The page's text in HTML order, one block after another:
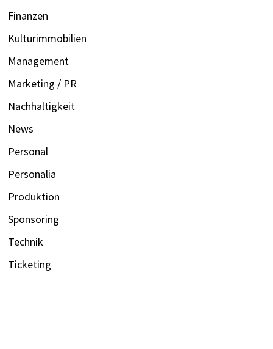
Finanzen
Kulturimmobilien
Management
Marketing / PR
Nachhaltigkeit
News
Personal
Personalia
Produktion
Sponsoring
Technik
Ticketing